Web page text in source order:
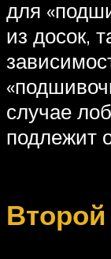
для
из досок,
случае
подлежит